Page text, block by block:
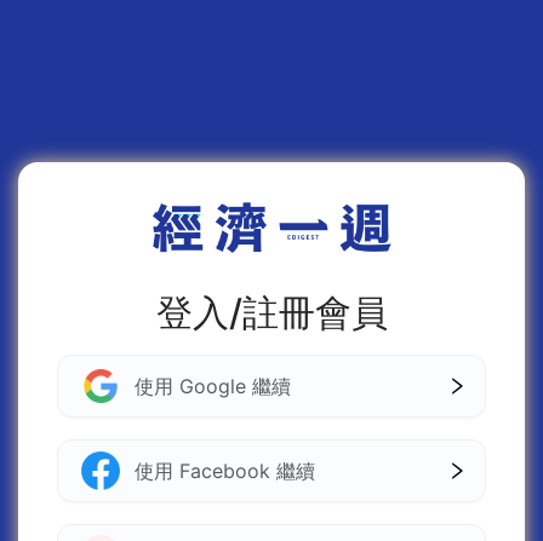
登入/註冊會員
使用 Google 繼續
使用 Facebook 繼續